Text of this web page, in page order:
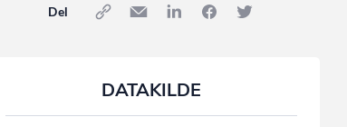
Del
DATAKILDE